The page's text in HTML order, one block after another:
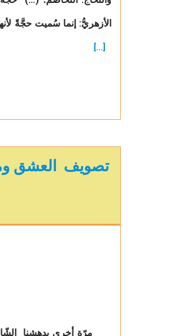
الأزهريُّ: إنما سُميت حجَّةً
[...]
تصويف العشق
مرّة أخرى يدهشنا الشّاعر